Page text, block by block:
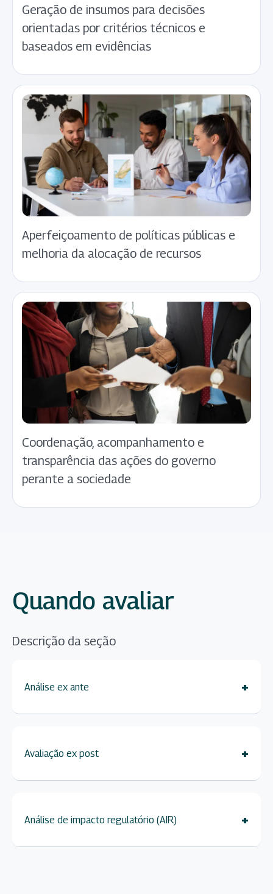
Geração de insumos para decisões
orientadas por critérios técnicos e
baseados em evidências
Aperfeiçoamento de políticas públicas e
melhoria da alocação de recursos
Coordenação, acompanhamento e
transparência das ações do governo
perante a sociedade
Quando avaliar
Descrição da seção
Análise ex ante +
Avaliação ex post +
Análise de impacto regulatório (AIR) +